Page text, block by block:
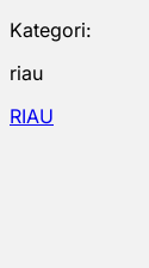
Kategori:
riau
RIAU